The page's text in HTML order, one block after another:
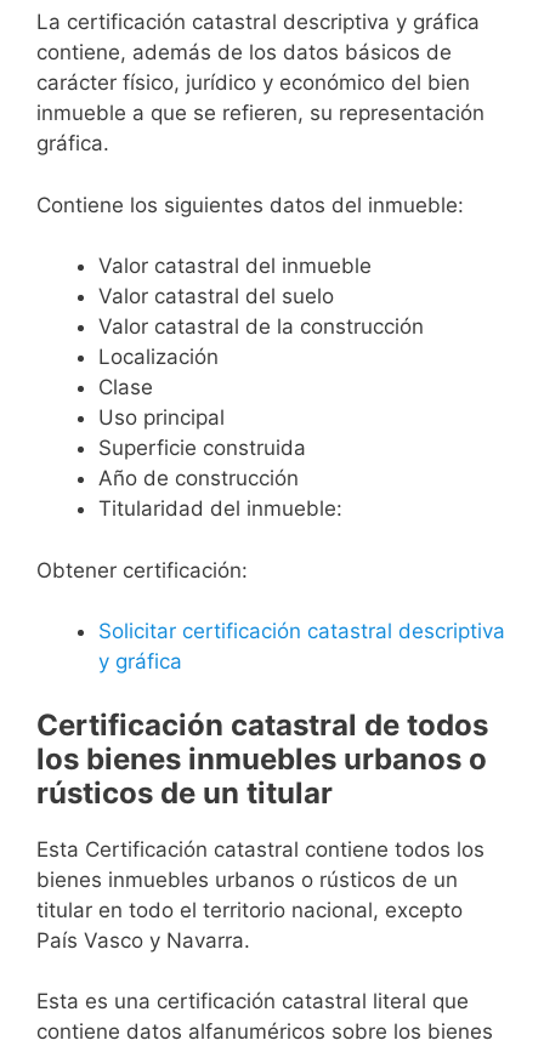
La certificación catastral descriptiva y gráfica
contiene, además de los datos básicos de
carácter físico, jurídico y económico del bien
inmueble a que se refieren, su representación
gráfica.
Contiene los siguientes datos del inmueble:
Valor catastral del inmueble
Valor catastral del suelo
Valor catastral de la construcción
Localización
Clase
Uso principal
Superficie construida
Año de construcción
Titularidad del inmueble:
Obtener certificación:
Solicitar certificación catastral descriptiva
y gráfica
Certificación catastral de todos
los bienes inmuebles urbanos o
rústicos de un titular
Esta Certificación catastral contiene todos los
bienes inmuebles urbanos o rústicos de un
titular en todo el territorio nacional, excepto
País Vasco y Navarra.
Esta es una certificación catastral literal que
contiene datos alfanuméricos sobre los bienes